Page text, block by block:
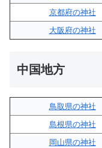
京都府の神社
大阪府の神社
中国地方
鳥取県の神社
島根県の神社
岡山県の神社